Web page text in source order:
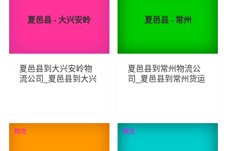
夏邑县 - 大兴安岭
夏邑县到大兴安岭物
流公司_夏邑县到大兴
73 查看详细
夏邑县 - 常州
夏邑县到常州物流公
司_夏邑县到常州货运
81 查看详细
物流
荐 物流